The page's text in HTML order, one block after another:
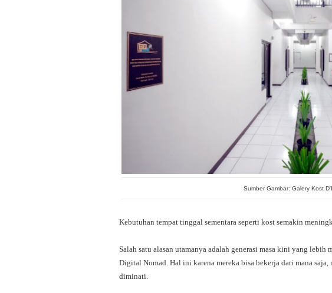
Sumber Gambar: Galery Kost
Kebutuhan tempat tinggal sementara seperti kost semakin
Salah satu alasan utamanya adalah generasi masa kini yang
Digital Nomad. Hal ini karena mereka bisa bekerja dari mana
diminati.